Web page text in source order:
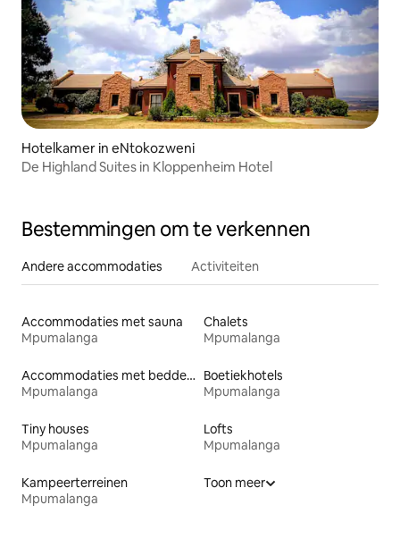
Hotelkamer in eNtokozweni
De Highland Suites in Kloppenheim Hotel
Bestemmingen om te verkennen
Andere accommodaties Activiteiten
Accommodaties met sauna
Mpumalanga
Chalets
Mpumalanga
Accommodaties met bedden op toegankelijke hoogte
Mpumalanga
Boetiekhotels
Mpumalanga
Tiny houses
Mpumalanga
Lofts
Mpumalanga
Kampeerterreinen
Mpumalanga
Toon meer